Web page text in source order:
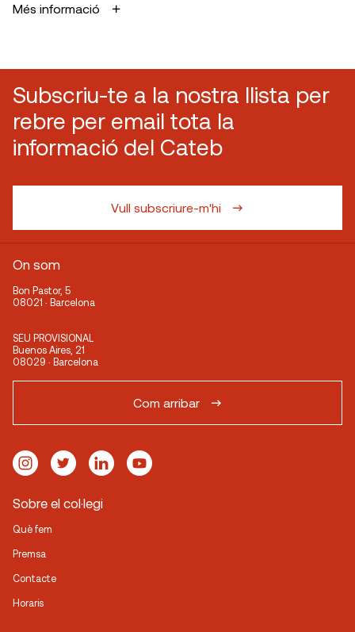
Més informació
Subscriu-te a la nostra llista per
rebre per email tota la
informació del Cateb
Vull subscriure-m'hi
On som
Bon Pastor, 5
08021 · Barcelona
SEU PROVISIONAL
Buenos Aires, 21
08029 · Barcelona
Com arribar
Sobre el col·legi
Què fem
Premsa
Contacte
Horaris